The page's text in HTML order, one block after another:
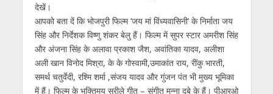
देखें।
आपको बता दें कि भोजपुरी फिल्‍म ‘जय मां विंध्‍यवासिनी’ के निर्माता जय
सिंह और निर्देशक विष्‍णु शंकर बेलु हैं। फिल्‍म में सुपर स्‍टार अमरीश सिंह
और अंजना सिंह के अलावा प्रकाश जैश, अवांतिका यादव, अलीशा
अली खान विनोद मिश्रा, के के गोस्‍वामी,उमाकांत राय, रींकु भारती,
समर्थ चतुर्वेदी, रश्मि शर्मा ,संजय यादव और गुंजन पंत भी मुख्य भूमिका
में हैं। फिल्‍म के भक्तिमय सुरीले गीत – संगीत मुन्‍ना दुबे के हैं। पीआरओ